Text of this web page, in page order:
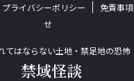
プライバシーポリシー 免責事項
せ
てはならない土地・禁足地の恐怖
禁域怪談